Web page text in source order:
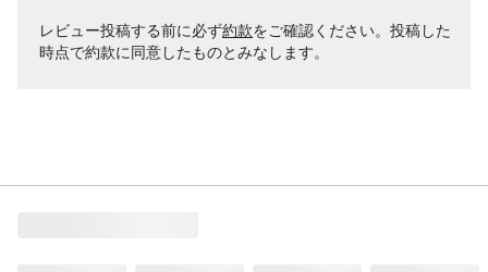
レビュー投稿する前に必ず約款をご確認ください。投稿した
時点で約款に同意したものとみなします。